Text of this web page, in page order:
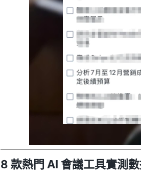
8 款熱門 AI 會議工具實測